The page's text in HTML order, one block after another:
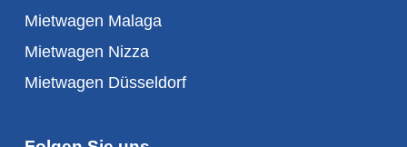
Mietwagen Malaga
Mietwagen Nizza
Mietwagen Düsseldorf